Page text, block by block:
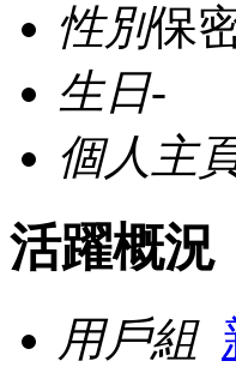
性別保
生日-
個人主
活躍概況
用戶組